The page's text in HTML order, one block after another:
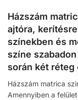
Házszám
ajtóra,
színekben és
színe
során két réteg
Házszám matrica
Amennyiben a